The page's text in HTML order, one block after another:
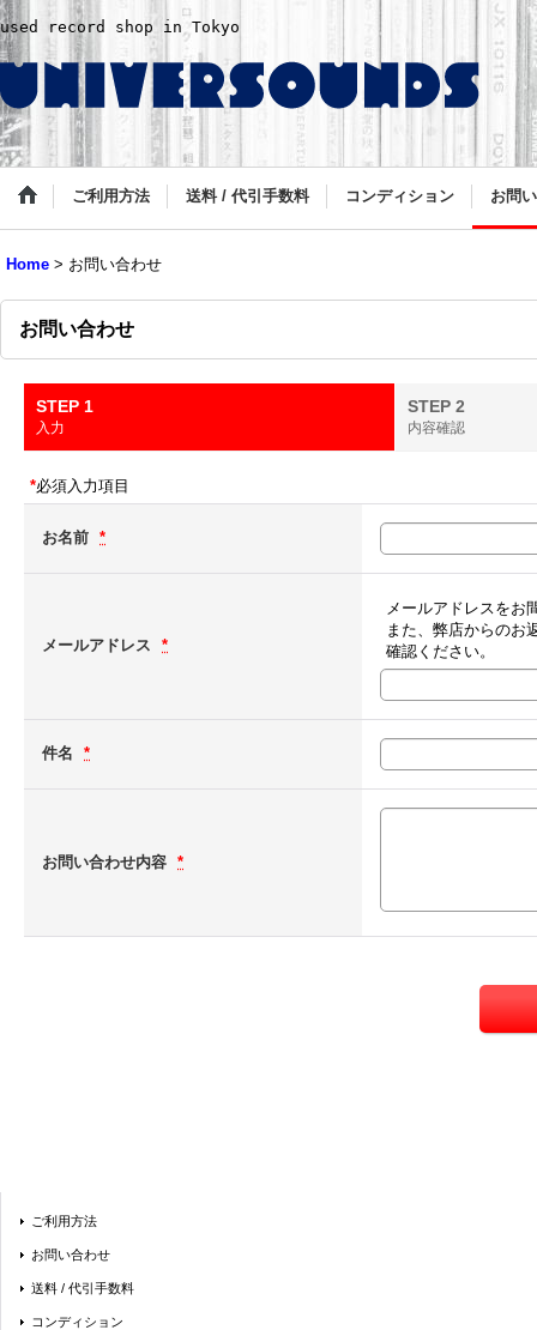
used record shop in Tokyo
ご利用方法 送料 / 代引手数料 コンディション お問
Home > お問い合わせ
お問い合わせ
STEP 1
入力
STEP 2
内容確認
*必須入力項目
お名前 *
メールアドレス *
メールアドレスをお
また、弊店からのお
確認ください。
件名 *
お問い合わせ内容 *
ご利用方法
お問い合わせ
送料 / 代引手数料
コンディション